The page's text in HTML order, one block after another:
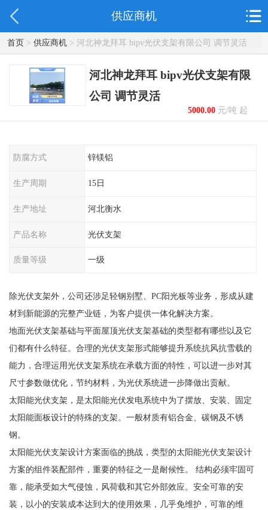
供应商机
首页> 供应商机> 河北神龙拜耳 bipv光伏支架有限公司 调节灵活
河北神龙拜耳 bipv光伏支架有限
公司 调节灵活
5000.00元/吨 起
防腐方式 锌镁铝
生产周期 15日
生产地址 河北衡水
产品名称 光伏支架
质量等级 一级
除光伏支架外，公司还涉足轻钢别墅、PC阳光板等业务，形成从建
材到新能源的完整产业链，为客户提供一体化解决方案。
地面光伏支架基础与平面屋顶光伏支架基础的类型都有哪些以及它
们都有什么特征。合理的光伏支架形式能够提升系统抗风抗雪载的
能力，合理运用光伏支架系统在承载方面的特性，可以进一步对其
尺寸参数做优化，节约材料，为光伏系统进一步降做出贡献。
太阳能光伏支架，是太阳能光伏发电系统中为了摆放、安装、固定
太阳能面板设计的特殊的支架。一般材质有铝合金、碳钢及不锈
钢。
太阳能光伏支架设计方案面临的挑战，类型的太阳能光伏支架设计
方案的组件装配部件，重要的特征之一是耐候性。 结构必须牢固可
靠，能承受如大气侵蚀，风荷载和其它外部效应。安全可靠的安
装，以小的安装成本达到大的使用效果，几乎免维护，可靠的维